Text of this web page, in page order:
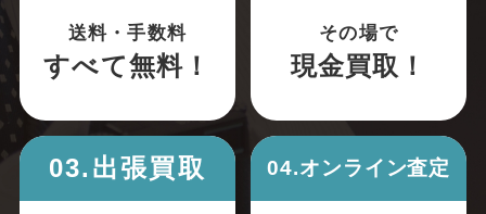
送料・手数料
すべて無料！
その場で
現金買取！
03.出張買取 04.オンライン査定